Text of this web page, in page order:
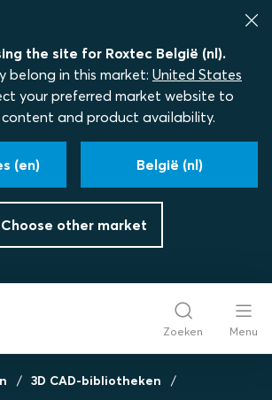
the site for Roxtec België (nl).
belong in this market: United States
your preferred market website to
and product availability.
(en) België (nl)
Choose other market
Zoeken Menu
3D CAD-bibliotheken